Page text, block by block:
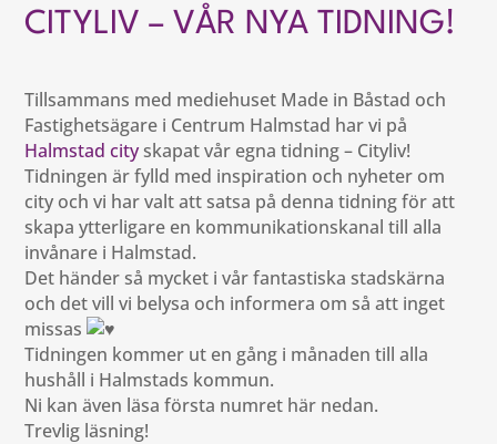
CITYLIV – VÅR NYA TIDNING!
Tillsammans med mediehuset Made in Båstad och
Fastighetsägare i Centrum Halmstad har vi på
Halmstad cityskapat vår egna tidning – Cityliv!
Tidningen är fylld med inspiration och nyheter om
city och vi har valt att satsa på denna tidning för att
skapa ytterligare en kommunikationskanal till alla
invånare i Halmstad.
Det händer så mycket i vår fantastiska stadskärna
och det vill vi belysa och informera om så att inget
missas
Tidningen kommer ut en gång i månaden till alla
hushåll i Halmstads kommun.
Ni kan även läsa första numret här nedan.
Trevlig läsning!